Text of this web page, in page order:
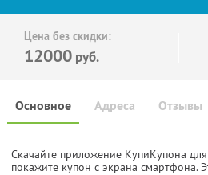
Цена без скидки:
12000 руб.
Основное Отзывы
Адреса
Скачайте приложение КупиКупона для
покажите купон с экрана смартфона.